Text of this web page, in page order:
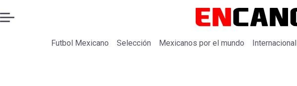
Futbol Mexicano Selección Mexicanos por el mundo Internacional